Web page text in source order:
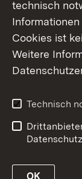
technisch
Cookies ist
Weitere
Technisch
OK